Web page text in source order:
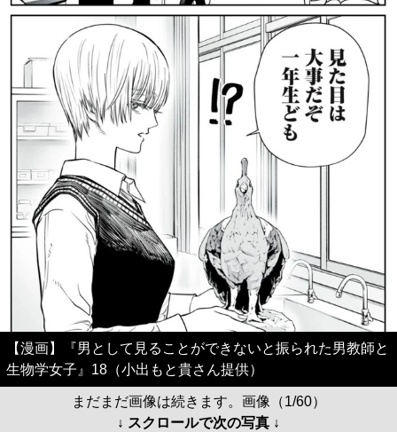
【漫画】『男として見ることができないと振られた男教師と
生物学女子』18（小出もと貴さん提供）
まだまだ画像は続きます。画像（1/60）
↓ スクロールで次の写真 ↓